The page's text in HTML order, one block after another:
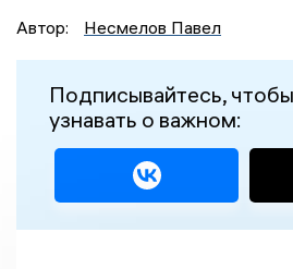
Автор:
Несмелов Павел
Подписывайтесь,
узнавать о важном: